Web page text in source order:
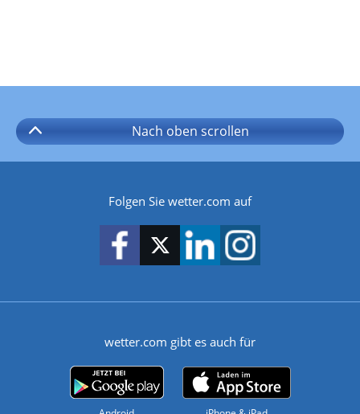
Nach oben scrollen
Folgen Sie wetter.com auf
wetter.com gibt es auch für